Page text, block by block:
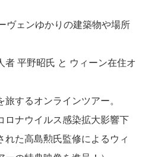
ヴェンゆかりの建築物や場所
者 平野昭氏 と ウィーン在住オ
旅するオンラインツアー。
ロナウイルス感染拡大影響下
た高島勲氏監修によるウィ